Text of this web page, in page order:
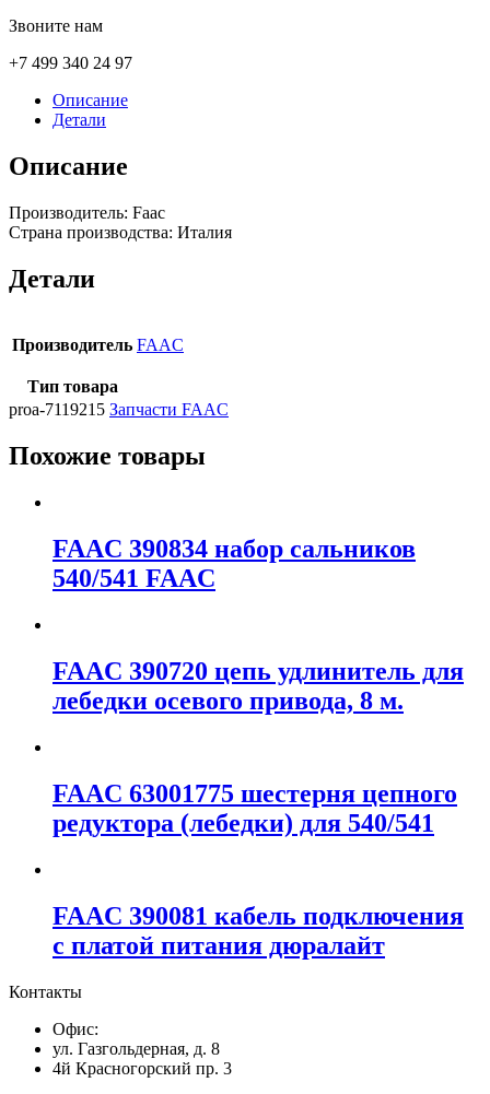
Звоните нам
+7 499 340 24 97
Описание
Детали
Описание
Производитель: Faac
Страна производства: Италия
Детали
Производитель FAAC
Тип товара
proa-7119215 Запчасти FAAC
Похожие товары
FAAC 390834 набор сальников
540/541 FAAC
FAAC 390720 цепь удлинитель для
лебедки осевого привода, 8 м.
FAAC 63001775 шестерня цепного
редуктора (лебедки) для 540/541
FAAC 390081 кабель подключения
с платой питания дюралайт
Контакты
Офис:
ул. Газгольдерная, д. 8
4й Красногорский пр. 3